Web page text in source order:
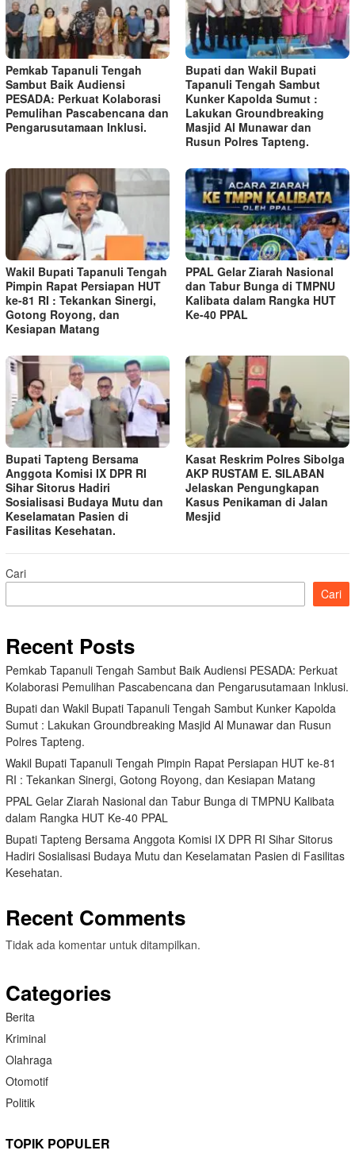
Pemkab Tapanuli Tengah
Sambut Baik Audiensi
PESADA: Perkuat Kolaborasi
Pemulihan Pascabencana dan
Pengarusutamaan Inklusi.
Bupati dan Wakil Bupati
Tapanuli Tengah Sambut
Kunker Kapolda Sumut :
Lakukan Groundbreaking
Masjid Al Munawar dan
Rusun Polres Tapteng.
Wakil Bupati Tapanuli Tengah
Pimpin Rapat Persiapan HUT
ke-81 RI : Tekankan Sinergi,
Gotong Royong, dan
Kesiapan Matang
PPAL Gelar Ziarah Nasional
dan Tabur Bunga di TMPNU
Kalibata dalam Rangka HUT
Ke-40 PPAL
Bupati Tapteng Bersama
Anggota Komisi IX DPR RI
Sihar Sitorus Hadiri
Sosialisasi Budaya Mutu dan
Keselamatan Pasien di
Fasilitas Kesehatan.
Kasat Reskrim Polres Sibolga
AKP RUSTAM E. SILABAN
Jelaskan Pengungkapan
Kasus Penikaman di Jalan
Mesjid
Cari
Cari
Recent Posts
Pemkab Tapanuli Tengah Sambut Baik Audiensi PESADA: Perkuat
Kolaborasi Pemulihan Pascabencana dan Pengarusutamaan Inklusi.
Bupati dan Wakil Bupati Tapanuli Tengah Sambut Kunker Kapolda
Sumut : Lakukan Groundbreaking Masjid Al Munawar dan Rusun
Polres Tapteng.
Wakil Bupati Tapanuli Tengah Pimpin Rapat Persiapan HUT ke-81
RI : Tekankan Sinergi, Gotong Royong, dan Kesiapan Matang
PPAL Gelar Ziarah Nasional dan Tabur Bunga di TMPNU Kalibata
dalam Rangka HUT Ke-40 PPAL
Bupati Tapteng Bersama Anggota Komisi IX DPR RI Sihar Sitorus
Hadiri Sosialisasi Budaya Mutu dan Keselamatan Pasien di Fasilitas
Kesehatan.
Recent Comments
Tidak ada komentar untuk ditampilkan.
Categories
Berita
Kriminal
Olahraga
Otomotif
Politik
TOPIK POPULER